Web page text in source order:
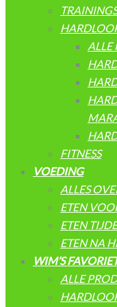
ALLE
FITNESS
VOEDING
ALLES
ETEN
ETEN
ETEN NA
WIM’S
ALLE